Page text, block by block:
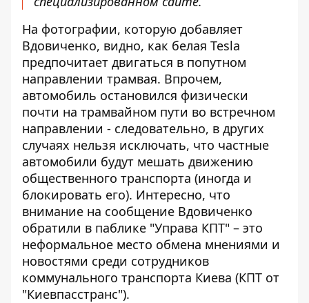
На фотографии, которую добавляет
Вдовиченко, видно, как белая Tesla
предпочитает двигаться в попутном
направлении трамвая. Впрочем,
автомобиль остановился физически
почти на трамвайном пути во встречном
направлении - следовательно, в других
случаях нельзя исключать, что частные
автомобили будут мешать движению
общественного транспорта (иногда и
блокировать его). Интересно, что
внимание на сообщение Вдовиченко
обратили в паблике "Управа КПТ" – это
неформальное место обмена мнениями и
новостями среди сотрудников
коммунального транспорта Киева (КПТ от
"Киевпасстранс").